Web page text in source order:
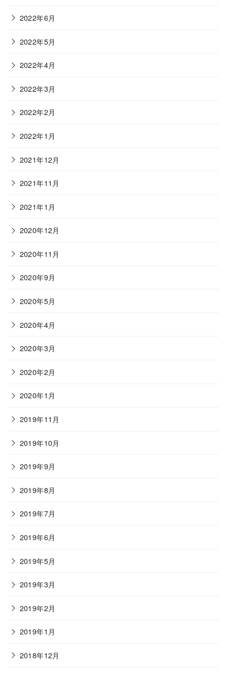
2022年6月
2022年5月
2022年4月
2022年3月
2022年2月
2022年1月
2021年12月
2021年11月
2021年1月
2020年12月
2020年11月
2020年9月
2020年5月
2020年4月
2020年3月
2020年2月
2020年1月
2019年11月
2019年10月
2019年9月
2019年8月
2019年7月
2019年6月
2019年5月
2019年3月
2019年2月
2019年1月
2018年12月